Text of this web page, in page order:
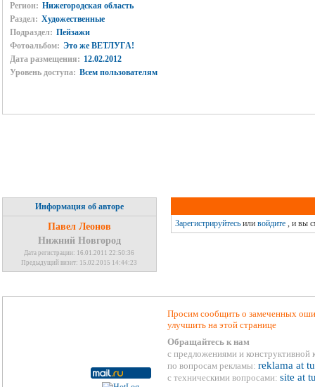
Регион: Нижегородская область
Раздел: Художественные
Подраздел: Пейзажи
Фотоальбом: Это же ВЕТЛУГА!
Дата размещения: 12.02.2012
Уровень доступа: Всем пользователям
Информация об авторе
Павел Леонов
Нижний Новгород
Дата регистрации: 16.01.2011 22:50:36
Предыдущий визит: 15.02.2015 14:44:23
Зарегистрируйтесьили войдите, и вы
Просим сообщить о замеченных
улучшить на этой странице
Обращайтесь к нам
с предложениями и конструктивной
по вопросам рекламы: reklama at
с техническими вопросами: site at